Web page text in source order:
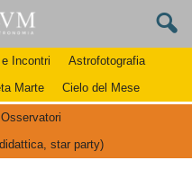
Incontri
Astrofotografia
Marte Cielo del Mese
star party)